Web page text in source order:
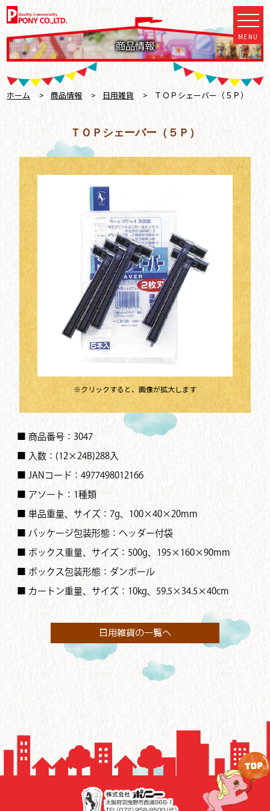
商品情報
MENU
ホーム > 商品情報 > 日用雑貨 > ＴＯＰシェーバー（５Ｐ）
ＴＯＰシェーバー（５Ｐ）
※クリックすると、画像が拡大します
■ 商品番号：3047
■ 入数：(12×24B)288入
■ JANコード：4977498012166
■ アソート：1種類
■ 単品重量、サイズ：7g、100×40×20mm
■ パッケージ包装形態：ヘッダー付袋
■ ボックス重量、サイズ：500g、195×160×90mm
■ ボックス包装形態：ダンボール
■ カートン重量、サイズ：10kg、59.5×34.5×40cm
日用雑貨の一覧へ